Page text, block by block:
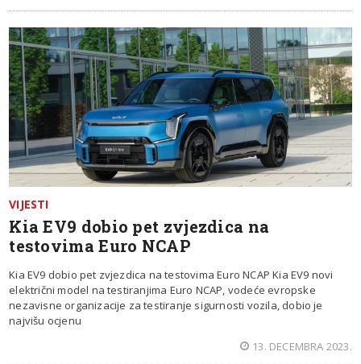
VIJESTI
Kia EV9 dobio pet zvjezdica na
testovima Euro NCAP
Kia EV9 dobio pet zvjezdica na testovima Euro NCAP Kia EV9 novi
električni model na testiranjima Euro NCAP, vodeće evropske
nezavisne organizacije za testiranje sigurnosti vozila, dobio je
najvišu ocjenu
13. DECEMBRA 2023.